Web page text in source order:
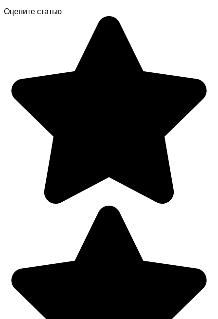
Оцените статью